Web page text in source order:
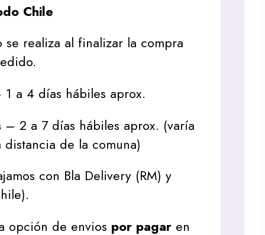
Chile
realiza al finalizar la compra
a 4 días hábiles aprox.
– 2 a 7 días hábiles aprox. (varía
de la comuna)
con Bla Delivery (RM) y
opción de envios por pagar en